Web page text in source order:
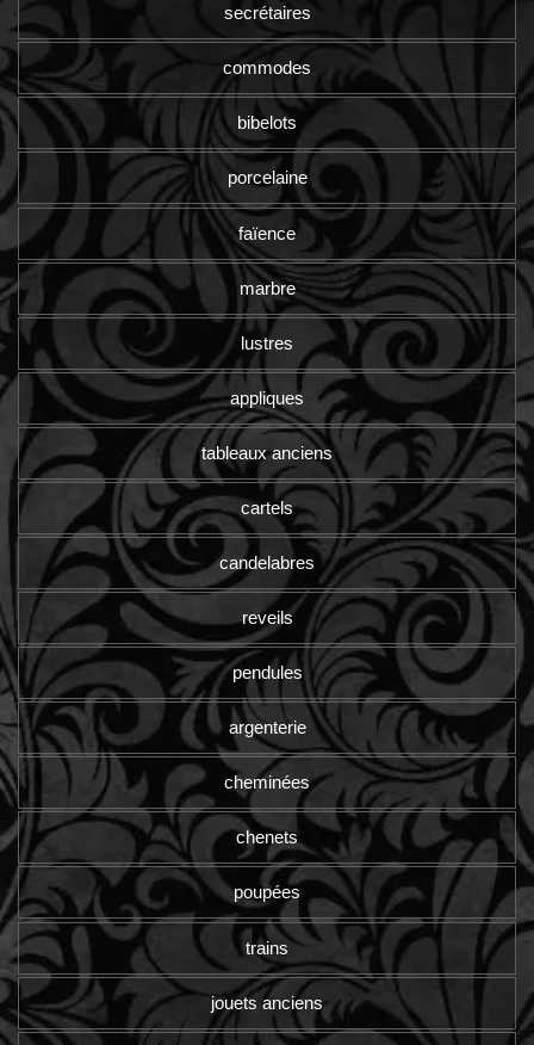
secrétaires
commodes
bibelots
porcelaine
faïence
marbre
lustres
appliques
tableaux anciens
cartels
candelabres
reveils
pendules
argenterie
cheminées
chenets
poupées
trains
jouets anciens